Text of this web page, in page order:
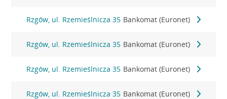
Rzgów, ul. Rzemieślnicza 35 Bankomat (Euronet)
Rzgów, ul. Rzemieślnicza 35 Bankomat (Euronet)
Rzgów, ul. Rzemieślnicza 35 Bankomat (Euronet)
Rzgów, ul. Rzemieślnicza 35 Bankomat (Euronet)